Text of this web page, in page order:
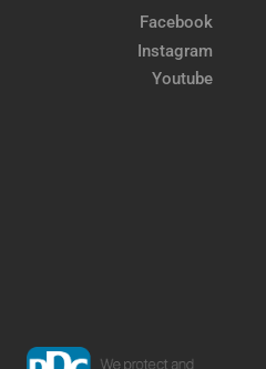
Facebook
Instagram
Youtube